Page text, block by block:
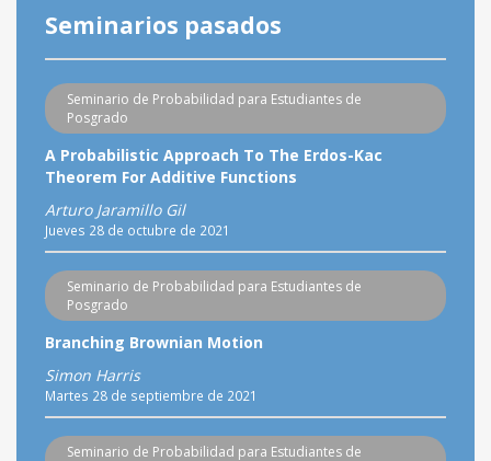
Seminarios pasados
Seminario de Probabilidad para Estudiantes de
Posgrado
A Probabilistic Approach To The Erdos-Kac
Theorem For Additive Functions
Arturo Jaramillo Gil
Jueves 28 de octubre de 2021
Seminario de Probabilidad para Estudiantes de
Posgrado
Branching Brownian Motion
Simon Harris
Martes 28 de septiembre de 2021
Seminario de Probabilidad para Estudiantes de